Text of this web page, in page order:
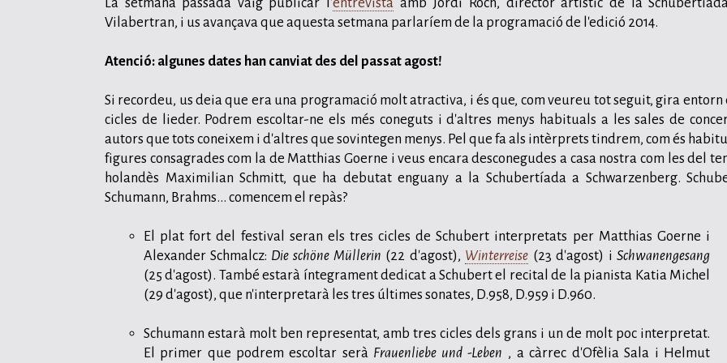
La setmana passada vaig publicar l'entrevista amb Jordi Roch, director artístic de la
Vilabertran, i us avançava que aquesta setmana parlaríem de la programació de l'edició 2014.
Atenció: algunes dates han canviat des del passat agost!
Si recordeu, us deia que era una programació molt atractiva, i és que, com veureu tot seguit, gira entorn
cicles de lieder. Podrem escoltar-ne els més coneguts i d'altres menys habituals a les sales de
autors que tots coneixem i d'altres que sovintegen menys. Pel que fa als intèrprets tindrem, com és
figures consagrades com la de Matthias Goerne i veus encara desconegudes a casa nostra com les del
holandès Maximilian Schmitt, que ha debutat enguany a la Schubertíada a Schwarzenberg.
Schumann, Brahms... comencem el repàs?
El plat fort del festival seran els tres cicles de Schubert interpretats per Matthias Goerne i
Alexander Schmalcz: Die schöne Müllerin (22 d'agost), Winterreise (23 d'agost) i Schwanengesang
(25 d'agost). També estarà íntegrament dedicat a Schubert el recital de la pianista Katia Michel
(29 d'agost), que n'interpretarà les tres últimes sonates, D.958, D.959 i D.960.
Schumann estarà molt ben representat, amb tres cicles dels grans i un de molt poc interpretat.
El primer que podrem escoltar serà Frauenliebe und -Leben , a càrrec d'Ofèlia Sala i Helmut